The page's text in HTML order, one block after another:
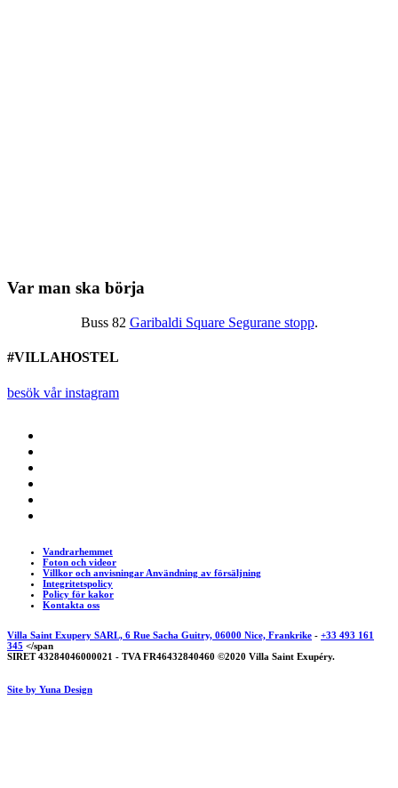
Var man ska börja
Buss 82 Garibaldi Square Segurane stopp.
#VILLAHOSTEL
besök vår instagram
Vandrarhemmet
Foton och videor
Villkor och anvisningar Användning av försäljning
Integritetspolicy
Policy för kakor
Kontakta oss
Villa Saint Exupery SARL, 6 Rue Sacha Guitry, 06000 Nice, Frankrike - +33 493 161
345 </span
SIRET 43284046000021 - TVA FR46432840460 ©2020 Villa Saint Exupéry.
Site by Yuna Design